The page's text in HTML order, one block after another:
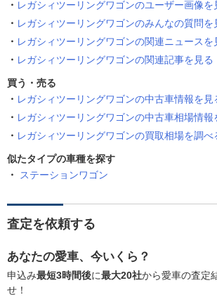
レガシィツーリングワゴンのユーザー画像を
レガシィツーリングワゴンのみんなの質問を
レガシィツーリングワゴンの関連ニュースを
レガシィツーリングワゴンの関連記事を見る
買う・売る
レガシィツーリングワゴンの中古車情報を見
レガシィツーリングワゴンの中古車相場情報
レガシィツーリングワゴンの買取相場を調べ
似たタイプの車種を探す
ステーションワゴン
査定を依頼する
あなたの愛車、今いくら？
申込み最短3時間後に最大20社から愛車の査定
せ！